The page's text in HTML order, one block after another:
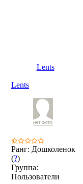
Lents
Lents
Ранг: Дошколенок
(?)
Группа:
Пользователи